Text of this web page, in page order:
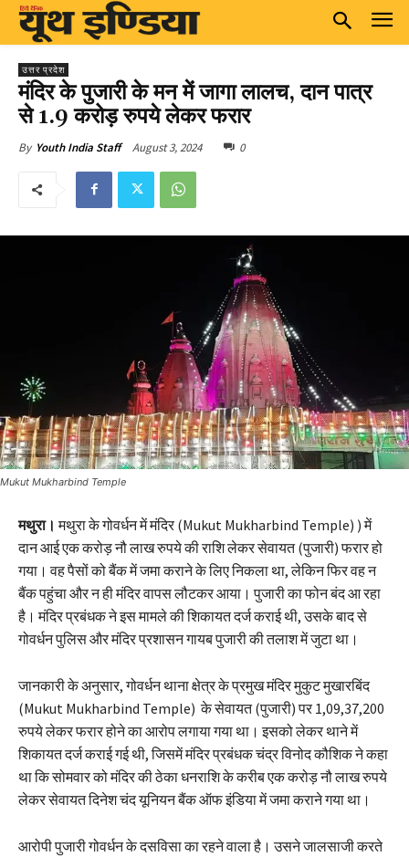
उत्तर प्रदेश
मंदिर के पुजारी के मन में जागा लालच, दान पात्र
से 1.9 करोड़ रुपये लेकर फरार
By Youth India Staff August 3, 2024 0
Mukut Mukharbind Temple
मथुरा। मथुरा के गोवर्धन में मंदिर (Mukut Mukharbind Temple) ) में
दान आई एक करोड़ नौ लाख रुपये की राशि लेकर सेवायत (पुजारी) फरार हो
गया। वह पैसों को बैंक में जमा कराने के लिए निकला था, लेकिन फिर वह न
बैंक पहुंचा और न ही मंदिर वापस लौटकर आया। पुजारी का फोन बंद आ रहा
है। मंदिर प्रबंधक ने इस मामले की शिकायत दर्ज कराई थी, उसके बाद से
गोवर्धन पुलिस और मंदिर प्रशासन गायब पुजारी की तलाश में जुटा था।
जानकारी के अनुसार, गोवर्धन थाना क्षेत्र के प्रमुख मंदिर मुकुट मुखारबिंद
(Mukut Mukharbind Temple) के सेवायत (पुजारी) पर 1,09,37,200
रुपये लेकर फरार होने का आरोप लगाया गया था। इसको लेकर थाने में
शिकायत दर्ज कराई गई थी, जिसमें मंदिर प्रबंधक चंद्र विनोद कौशिक ने कहा
था कि सोमवार को मंदिर की ठेका धनराशि के करीब एक करोड़ नौ लाख रुपये
लेकर सेवायत दिनेश चंद यूनियन बैंक ऑफ इंडिया में जमा कराने गया था।
आरोपी पुजारी गोवर्धन के दसविसा का रहने वाला है। उसने जालसाजी करते